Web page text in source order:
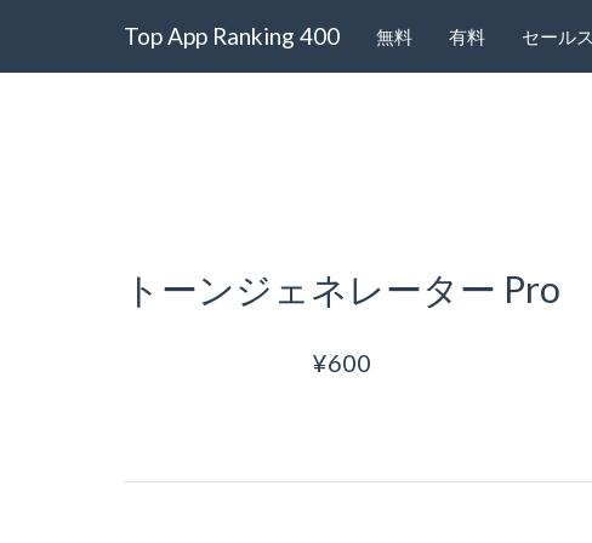
Top App Ranking 400 無料 有料 セールス
トーンジェネレーター Pro
¥600